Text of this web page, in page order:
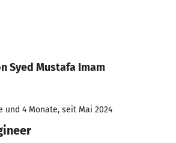
Syed Mustafa Imam
und 4 Monate, seit Mai 2024